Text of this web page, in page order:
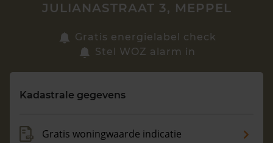
Zoek een woning
Maandag t/m vrijdag - 08:00 -18:00
JULIANASTRAAT 3, MEPPEL
Gratis energielabel check
Stel WOZ alarm in
Kadastrale gegevens
Gratis woningwaarde indicatie